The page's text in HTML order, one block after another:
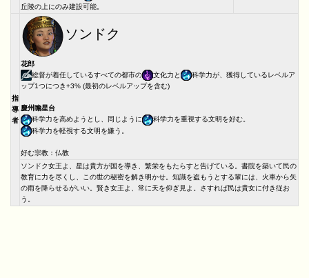
丘陵の上にのみ建設可能。
指
導
者
ソンドク
花郎
総督が着任しているすべての都市の
文化力と
科学力が、獲得しているレベルア
ップ1つにつき+3% (最初のレベルアップを含む)
慶州瞻星台
科学力を高めようとし、同じように
科学力を重視する文明を好む。
科学力を軽視する文明を嫌う。
好む宗教：仏教
ソンドク女王よ、星は貴方が国を導き、繁栄をもたらすと告げている。書院を築いて民の
教育に力を尽くし、この世の秘密を解き明かせ。知識を盗もうとする輩には、火車から矢
の雨を降らせるがいい。賢き女王よ、常に天を仰ぎ見よ。さすれば民は貴女に付き従お
う。